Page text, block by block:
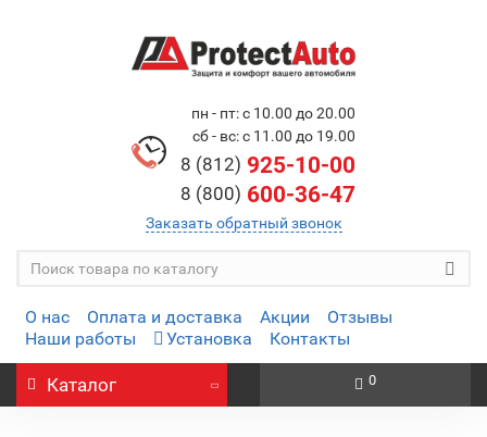
пн - пт: с 10.00 до 20.00
сб - вс: с 11.00 до 19.00
8 (812) 925-10-00
8 (800) 600-36-47
Заказать обратный звонок
О нас Оплата и доставка Акции
Отзывы
Наши работы
Установка Контакты
Каталог 0